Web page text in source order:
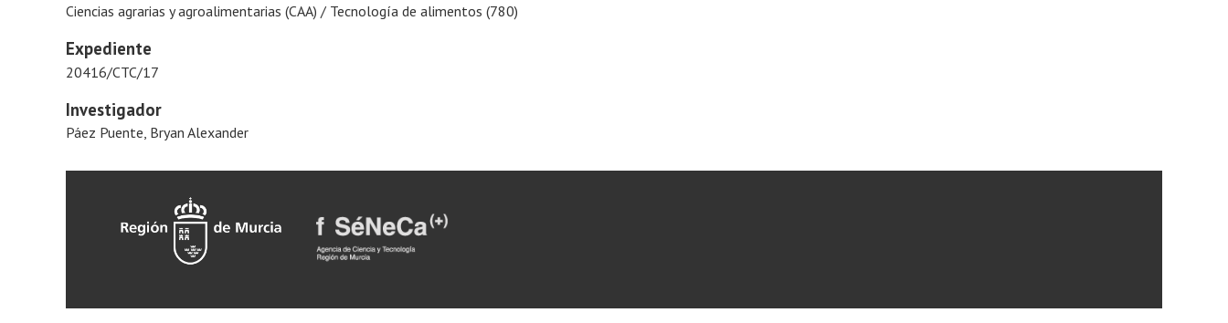
Ciencias agrarias y agroalimentarias (CAA) / Tecnología de alimentos (780)
Expediente
20416/CTC/17
Investigador
Páez Puente, Bryan Alexander